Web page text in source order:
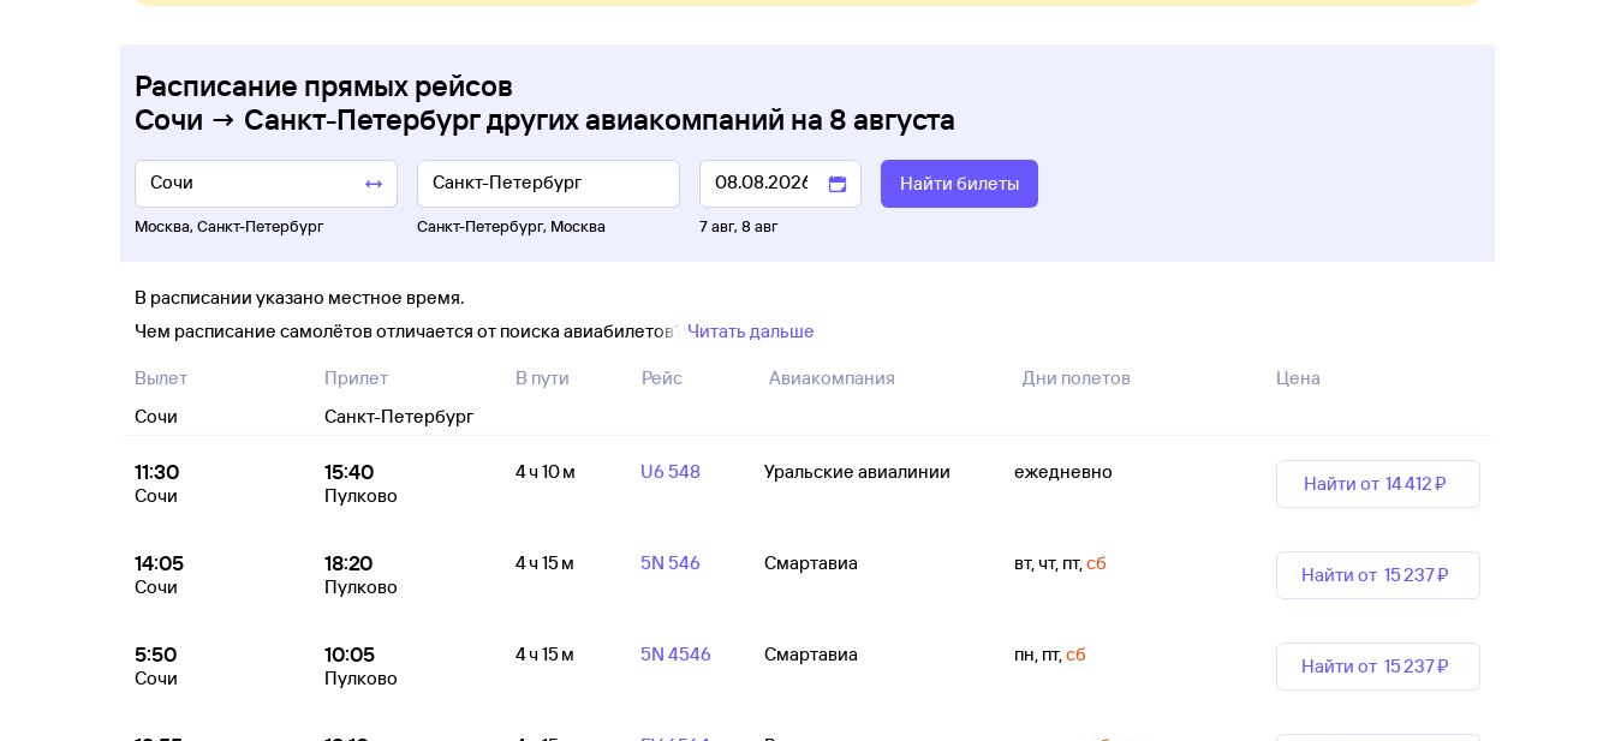
Расписание прямых рейсов
Сочи → Санкт-Петербург других авиакомпаний на 8 августа
Москва, Санкт-Петербург Санкт-Петербург, Москва 7 авг, 8 авг
Найти билеты
В расписании указано местное время.
Чем расписание самолётов отличается от поиска авиабилетов? Читать дальше
Вылет
Сочи
Прилет
Санкт-Петербург
В пути Рейс Авиакомпания Дни полетов Цена
11:30
Сочи
15:40
Пулково
4 ч 10 м U6 548 Уральские авиалинии ежедневно
Найти от 14 ⁠412 ⁠₽
14:05
Сочи
18:20
Пулково
4 ч 15 м 5N 546 Смартавиа вт, чт, пт,сб
Найти от 15 ⁠237 ⁠₽
5:50
Сочи
10:05
Пулково
4 ч 15 м 5N 4546 Смартавиа пн, пт,сб
Найти от 15 ⁠237 ⁠₽